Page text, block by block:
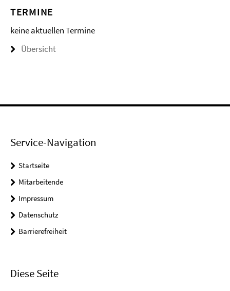
TERMINE
keine aktuellen Termine
Übersicht
Service-Navigation
Startseite
Mitarbeitende
Impressum
Datenschutz
Barrierefreiheit
Diese Seite